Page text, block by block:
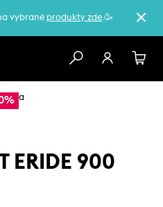
vybrané produkty zde.🥳
ERIDE 900